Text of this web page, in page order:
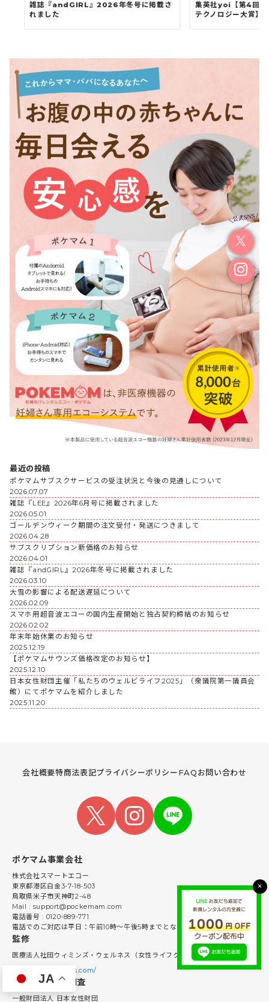
雑誌『andGIRL』2026年冬号に掲載さ
れました
集英社yoi【第4回フ
テクノロジー大賞】
最近の投稿
ポケマムサブスクサービスの受注状況と今後の見通しについて
2026.07.07
雑誌『LEE』2026年6月号に掲載されました
2026.05.01
ゴールデンウィーク期間の注文受付・発送につきまして
2026.04.28
サブスクリプション新価格のお知らせ
2026.04.01
雑誌『andGIRL』2026年冬号に掲載されました
2026.03.10
大雪の影響による配送遅延について
2026.02.09
スマホ用超音波エコーの国内生産開始と独占契約締結のお知らせ
2026.02.02
年末年始休業のお知らせ
2025.12.19
【ポケマムサウンズ価格改定のお知らせ】
2025.12.10
日本女性財団主催「私たちのウェルビライフ2025」（衆議院第一議員会
館）にてポケマムを紹介しました
2025.11.20
×
会社概要特商法表記プライバシーポリシーFAQお問い合わせ
ポケマム事業会社
株式会社スマートエコー
東京都港区白金3-7-18-503
鳥取県米子市天神町2-48
Mail : support@pockemam.com
電話番号 : 0120-889-771
電話でのご対応は平日：午前10時〜午後5時までとなっております。
監修
医療法人社団ウィミンズ・ウェルネス（女性ライフクリニック）
https://w-wellness.com/
事業提携/共同調査
一般財団法人 日本女性財団
JA